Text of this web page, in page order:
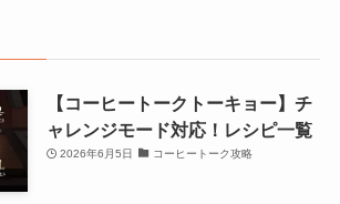
【コーヒートークトーキョー】チ
ャレンジモード対応！レシピ一覧
2026年6月5日 コーヒートーク攻略